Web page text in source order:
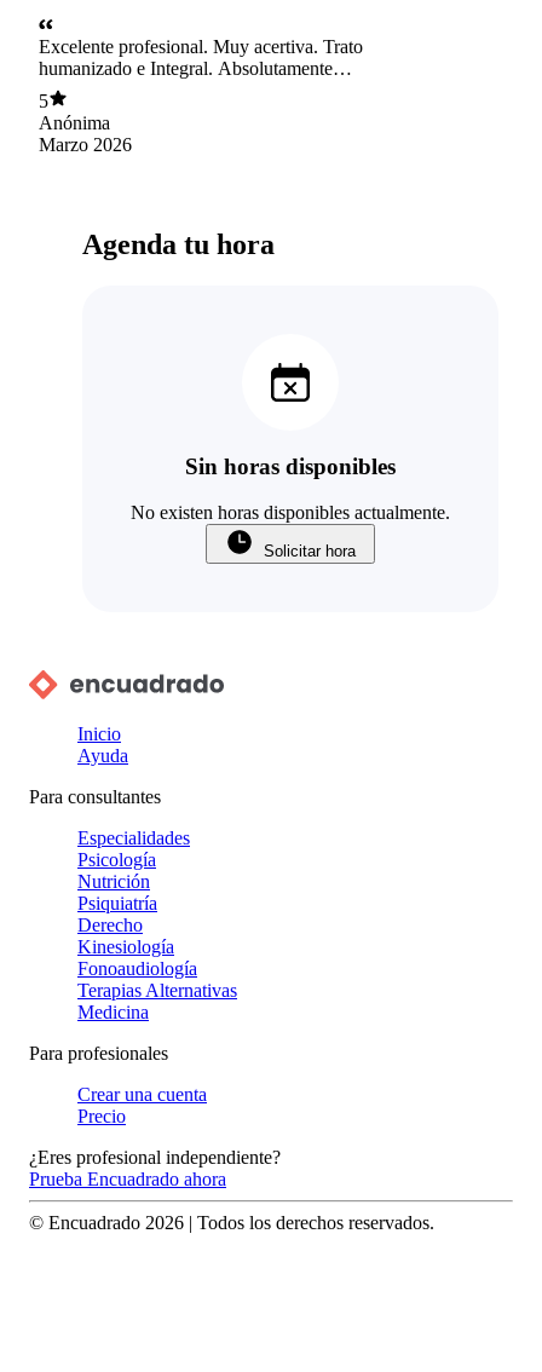
Excelente profesional. Muy acertiva. Trato
humanizado e Integral. Absolutamente
recomendada.
5
Anónima
Marzo 2026
Agenda tu hora
Sin horas disponibles
No existen horas disponibles actualmente.
Solicitar hora
Inicio
Ayuda
Para consultantes
Especialidades
Psicología
Nutrición
Psiquiatría
Derecho
Kinesiología
Fonoaudiología
Terapias Alternativas
Medicina
Para profesionales
Crear una cuenta
Precio
¿Eres profesional independiente?
Prueba Encuadrado ahora
© Encuadrado 2026 | Todos los derechos reservados.